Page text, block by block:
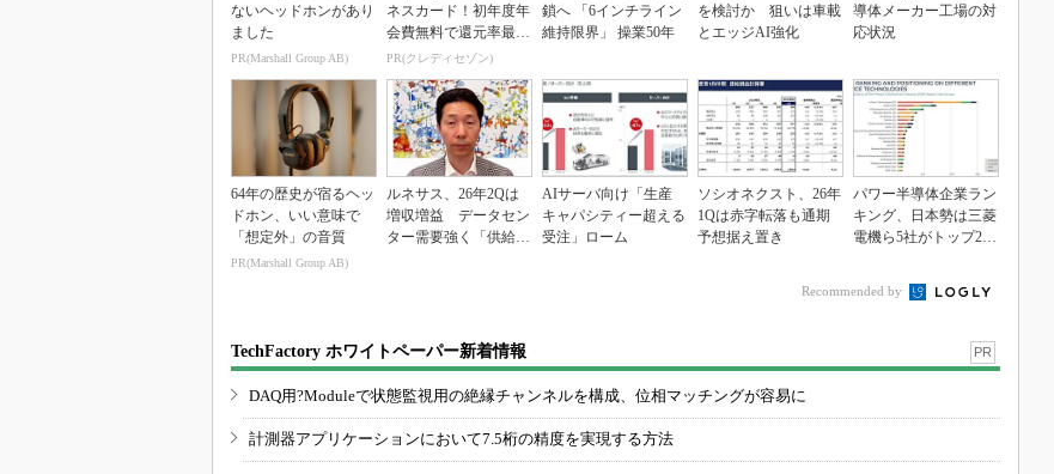
ないヘッドホンがあり
ました
PR(Marshall Group AB)
ネスカード！初年度年
会費無料で還元率最大
1.125%
PR(クレディセゾン)
鎖へ 「6インチライン
維持限界」 操業50年
を検討か 狙いは車載
とエッジAI強化
導体メーカー工場の対
応状況
64年の歴史が宿るヘッ
ドホン、いい意味で
「想定外」の音質
PR(Marshall Group AB)
ルネサス、26年2Qは
増収増益 データセン
ター需要強く「供給は
AIサーバ向け「生産
キャパシティー超える
受注」ローム
ソシオネクスト、26年
1Qは赤字転落も通期
予想据え置き
パワー半導体企業ラン
キング、日本勢は三菱
電機ら5社がトップ20
Recommended by
TechFactory ホワイトペーパー新着情報 PR
DAQ用?Moduleで状態監視用の絶縁チャンネルを構成、位相マッチングが容易に
計測器アプリケーションにおいて7.5桁の精度を実現する方法